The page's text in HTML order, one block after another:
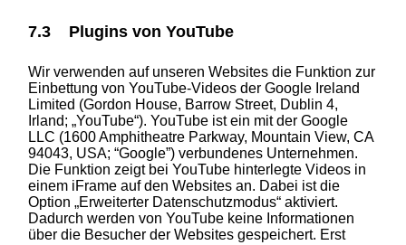
7.3 Plugins von YouTube
Wir verwenden auf unseren Websites die Funktion zur
Einbettung von YouTube-Videos der Google Ireland
Limited (Gordon House, Barrow Street, Dublin 4,
Irland; „YouTube“). YouTube ist ein mit der Google
LLC (1600 Amphitheatre Parkway, Mountain View, CA
94043, USA; “Google”) verbundenes Unternehmen.
Die Funktion zeigt bei YouTube hinterlegte Videos in
einem iFrame auf den Websites an. Dabei ist die
Option „Erweiterter Datenschutzmodus“ aktiviert.
Dadurch werden von YouTube keine Informationen
über die Besucher der Websites gespeichert. Erst